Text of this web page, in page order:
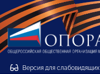
Версия для слабовидящих